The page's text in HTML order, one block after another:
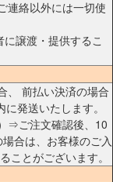
連絡以外には一切使
譲渡・提供するこ
、 前払い決済の場合
発送いたします。
⇒ご注文確認後、10
合は、お客様のご入
ことがございます。